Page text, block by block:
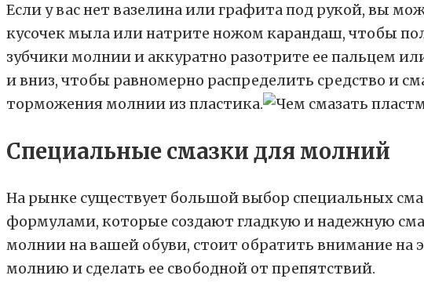
Если у вас нет вазелина или графита под рукой, вы
кусочек мыла или натрите ножом карандаш, чтобы
зубчики молнии и аккуратно разотрите ее пальцем
и вниз, чтобы равномерно распределить средство и
торможения молнии из пластика.
Специальные смазки для молний
На рынке существует большой выбор специальных
формулами, которые создают гладкую и надежную
молнии на вашей обуви, стоит обратить внимание на
молнию и сделать ее свободной от препятствий.